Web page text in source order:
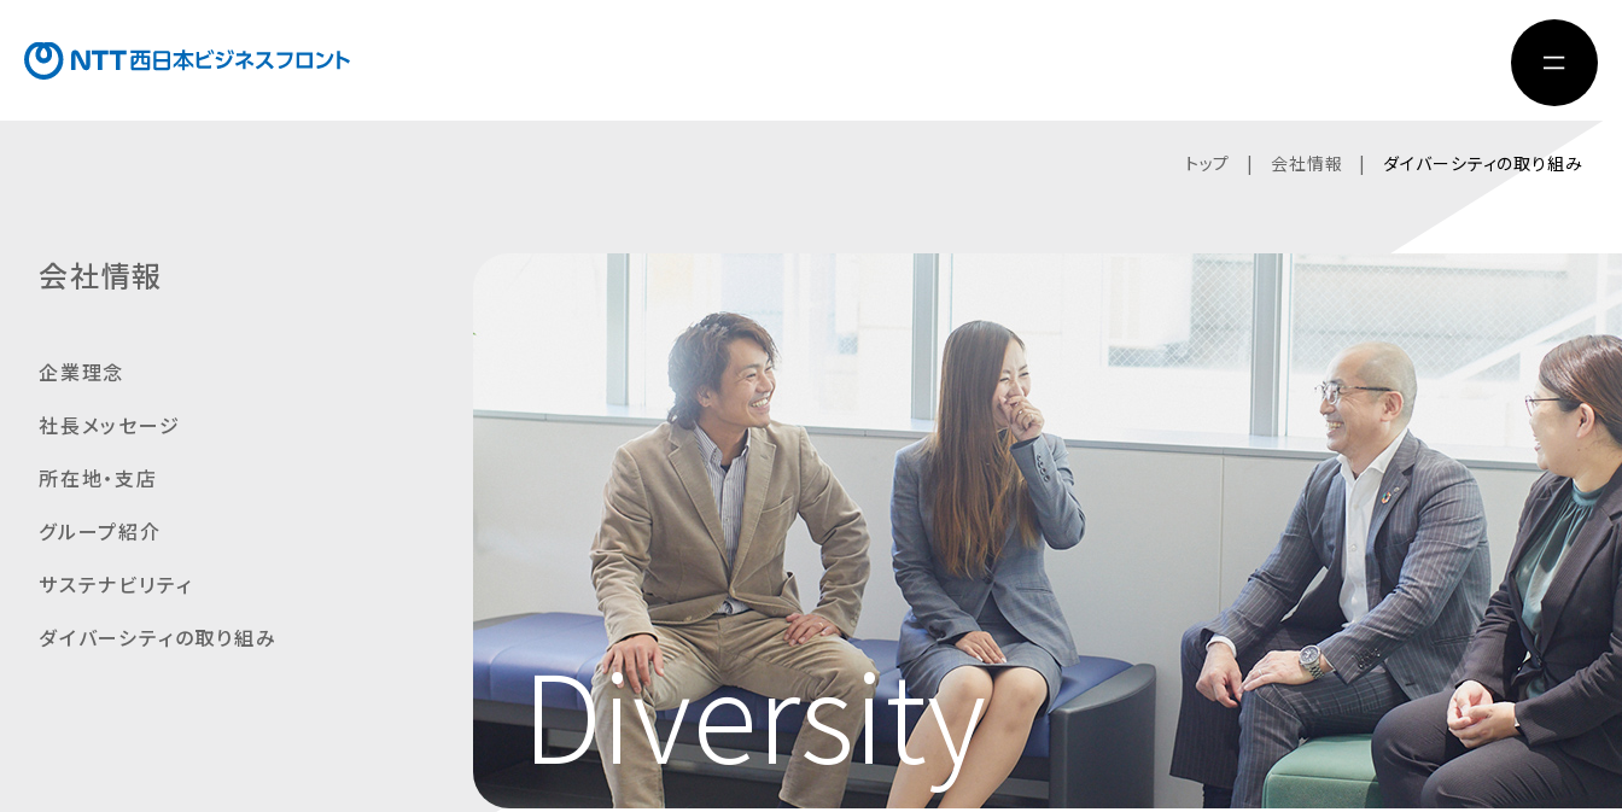
トップ 会社情報 ダイバーシティの取り組み
会社情報
企業理念
社長メッセージ
所在地・支店
グループ紹介
サステナビリティ
ダイバーシティの取り組み
Diversity